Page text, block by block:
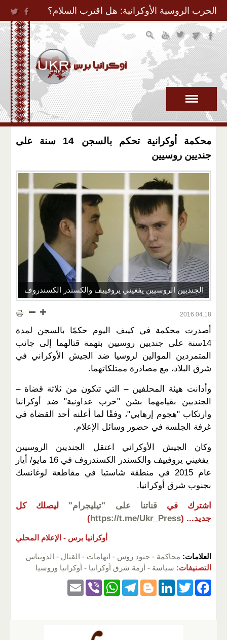
Jump to Navigation
الحرب الروسية الأوكرانية: هل اقترب السلام؟
محكمة أوكرانية تحكم بالسجن 14 سنة على
جنديين روسيين
الجنديين الروسيين يفغيني يروفييف والكسندر الكسندروف
2016.04.18
أصدرت محكمة في كييف اليوم حكمًا بالسجن لمدة
14سنة على جنديين روسيين بتهمة قتالهما إلى جانب
المتمردين الموالين لروسيا ضد الجيش الأوكراني في
شرق البلاد، مع مصادرة ممتلكاتهما.
وأدانت هيئة المحلفين – التي تتكون من ثلاثة قضاة –
الجنديين بقيامهما بشن "حرب عداونية" ضد أوكرانيا
وارتكاب "هجوم إرهابي"، وفقًا لما أعلنه أحد القضاة في
غرفة الجلسة في حضور وسائل الإعلام.
وكان الجيش الأوكراني اعتقل الجنديين الروسيين
يفغيني يروفييف والكسندر الكسندروف في 16 مايو/ أيار
عام 2015 في منطقة شاستيا في مقاطعة لوغانسك
بجنوب شرق أوكرانيا.
اشترك في قناتنا على "تيليجرام"
ليصلك كل
جديد... (
https://t.me/Ukr_Press
)
أوكرانيا برس - الإعلام المحلي
العلامات: محاكمة - جنود روس - اتهامات - القتال - الدونباس
التصنيفات: سياسة - أزمة شرق أوكرانيا - أوكرانيا وروسيا
F
T
Li
Bl
T
W
s
Vi